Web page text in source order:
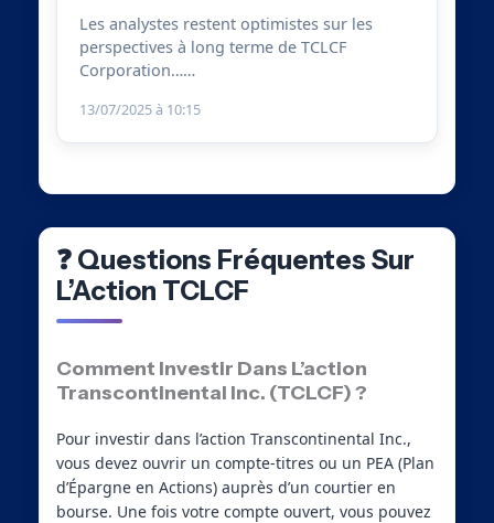
Les analystes restent optimistes sur les
perspectives à long terme de TCLCF
Corporation……
13/07/2025 à 10:15
❓ Questions Fréquentes Sur
L’Action TCLCF
Comment Investir Dans L’action
Transcontinental Inc. (TCLCF) ?
Pour investir dans l’action Transcontinental Inc.,
vous devez ouvrir un compte-titres ou un PEA (Plan
d’Épargne en Actions) auprès d’un courtier en
bourse. Une fois votre compte ouvert, vous pouvez